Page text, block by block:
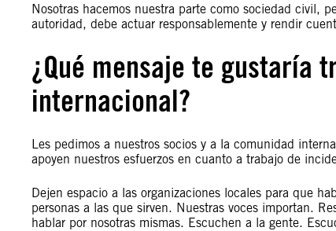
Nosotras hacemos nuestra parte como sociedad civil,
autoridad, debe actuar responsablemente y rendir
¿Qué mensaje te gustaría
internacional?
Les pedimos a nuestros socios y a la comunidad
apoyen nuestros esfuerzos en cuanto a trabajo de
Dejen espacio a las organizaciones locales para que
personas a las que sirven. Nuestras voces importan.
hablar por nosotras mismas. Escuchen a la gente.